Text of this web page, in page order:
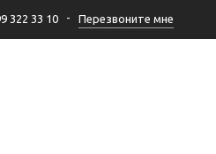
322 33 10 - Перезвоните мне